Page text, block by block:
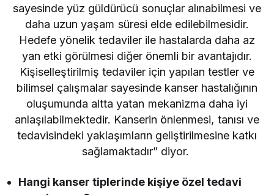
sayesinde yüz güldürücü sonuçlar alınabilmesi ve
daha uzun yaşam süresi elde edilebilmesidir.
Hedefe yönelik tedaviler ile hastalarda daha az
yan etki görülmesi diğer önemli bir avantajıdır.
Kişiselleştirilmiş tedaviler için yapılan testler ve
bilimsel çalışmalar sayesinde kanser hastalığının
oluşumunda altta yatan mekanizma daha iyi
anlaşılabilmektedir. Kanserin önlenmesi, tanısı ve
tedavisindeki yaklaşımların geliştirilmesine katkı
sağlamaktadır” diyor.
Hangi kanser tiplerinde kişiye özel tedavi